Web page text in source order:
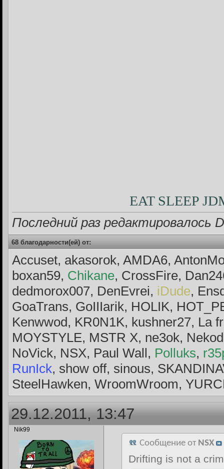
EAT SLEEP
Последний раз редактировалось
68 благодарности(ей) от:
Accuset, akasorok, AMDA6,
boxan59, Chikane, CrossFire,
dedmorox007, DenEvrei, iDude,
GoaTrans, GoIIIarik, HOLIK,
Kenwwod, KR0N1K, kushner27, La
MOYSTYLE, MSTR X, ne3ok,
NoVick, NSX, Paul Wall, Polluks,
RunIck, show off, sinous,
SteelHawken, WroomWroom,
29.12.2011, 13:47
Nik99
Сообщение от NSX
Drifting is not a